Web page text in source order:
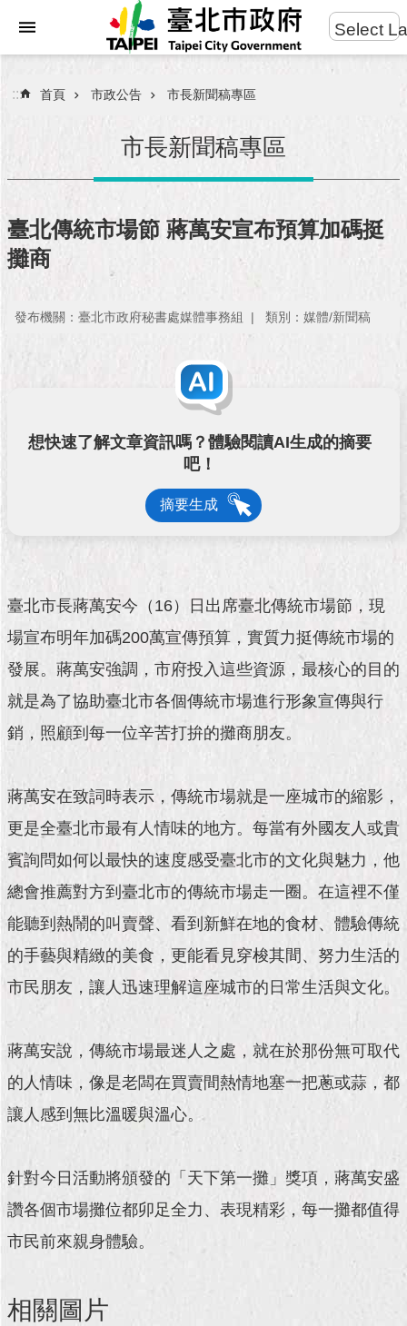
進
搜
民
服
務
府
隊
公
成
果
市
政
資
料
發
現
臺
北
活
動
題
館
民
動
主
題
館
Select
::: 首頁 市政公告 市長新聞稿專區
市長新聞稿專區
臺北傳統市場節 蔣萬安宣布預算加碼挺
攤商
發布機關：臺北市政府秘書處媒體事務組 類別：媒體/新聞稿
想快速了解文章資訊嗎？體驗閱讀AI生成的摘要
吧！
摘要生成
臺北市長蔣萬安今（16）日出席臺北傳統市場節，現
場宣布明年加碼200萬宣傳預算，實質力挺傳統市場的
發展。蔣萬安強調，市府投入這些資源，最核心的目的
就是為了協助臺北市各個傳統市場進行形象宣傳與行
銷，照顧到每一位辛苦打拚的攤商朋友。
蔣萬安在致詞時表示，傳統市場就是一座城市的縮影，
更是全臺北市最有人情味的地方。每當有外國友人或貴
賓詢問如何以最快的速度感受臺北市的文化與魅力，他
總會推薦對方到臺北市的傳統市場走一圈。在這裡不僅
能聽到熱鬧的叫賣聲、看到新鮮在地的食材、體驗傳統
的手藝與精緻的美食，更能看見穿梭其間、努力生活的
市民朋友，讓人迅速理解這座城市的日常生活與文化。
蔣萬安說，傳統市場最迷人之處，就在於那份無可取代
的人情味，像是老闆在買賣間熱情地塞一把蔥或蒜，都
讓人感到無比溫暖與溫心。
針對今日活動將頒發的「天下第一攤」獎項，蔣萬安盛
讚各個市場攤位都卯足全力、表現精彩，每一攤都值得
市民前來親身體驗。
相關圖片